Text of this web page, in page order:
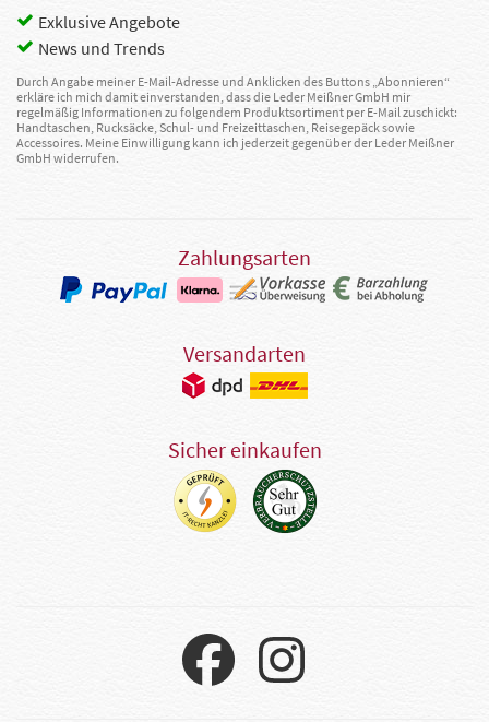
Exklusive Angebote
News und Trends
Durch Angabe meiner E-Mail-Adresse und Anklicken des Buttons „Abonnieren“
erkläre ich mich damit einverstanden, dass die Leder Meißner GmbH mir
regelmäßig Informationen zu folgendem Produktsortiment per E-Mail zuschickt:
Handtaschen, Rucksäcke, Schul- und Freizeittaschen, Reisegepäck sowie
Accessoires. Meine Einwilligung kann ich jederzeit gegenüber der Leder Meißner
GmbH widerrufen.
Zahlungsarten
Versandarten
Sicher einkaufen